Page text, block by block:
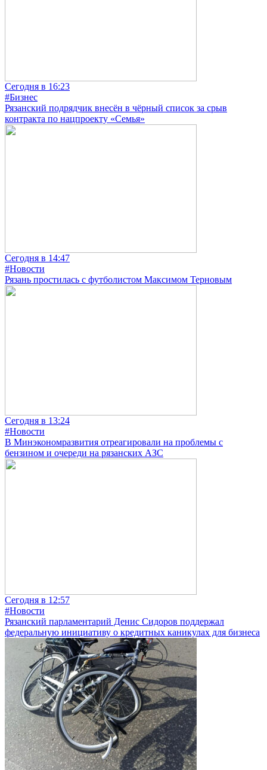
Сегодня в 16:23
#Бизнес
Рязанский подрядчик внесён в чёрный список за срыв
контракта по нацпроекту «Семья»
Сегодня в 14:47
#Новости
Рязань простилась с футболистом Максимом Терновым
Сегодня в 13:24
#Новости
В Минэкономразвития отреагировали на проблемы с
бензином и очереди на рязанских АЗС
Сегодня в 12:57
#Новости
Рязанский парламентарий Денис Сидоров поддержал
федеральную инициативу о кредитных каникулах для бизнеса